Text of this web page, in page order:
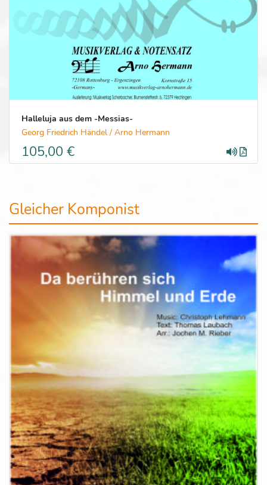
Halleluja aus dem -Messias-
Georg Friedrich Händel / Arno Hermann
105,00 €
Gleicher Komponist